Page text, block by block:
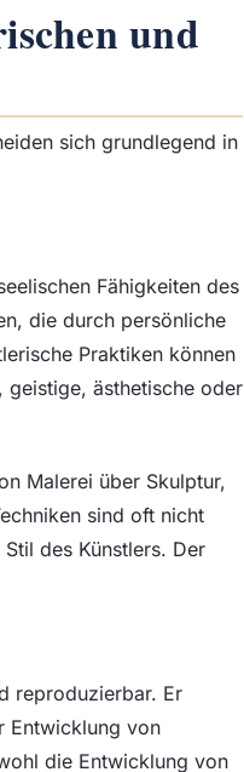
und
sich grundlegend in
Fähigkeiten des
die durch persönliche
Praktiken können
geistige, ästhetische oder
Malerei über Skulptur,
sind oft nicht
des Künstlers. Der
reproduzierbar. Er
Entwicklung von
die Entwicklung von